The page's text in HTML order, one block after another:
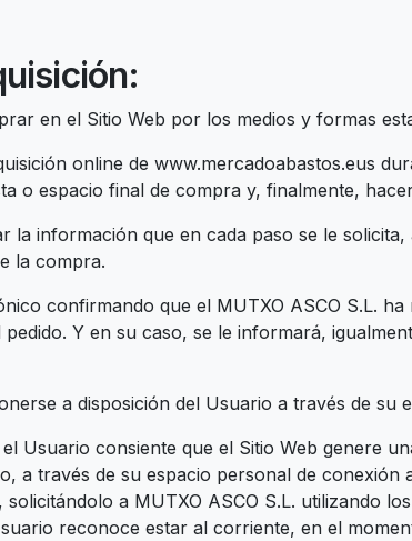
en el Sitio Web por los medios y formas
online de www.mercadoabastos.eus
o espacio final de compra y, finalmente,
información que en cada paso se le
la compra.
confirmando que el MUTXO ASCO S.L.
Y en su caso, se le informará,
a disposición del Usuario a través de su
Usuario consiente que el Sitio Web genere
a través de su espacio personal de conexión
a MUTXO ASCO S.L. utilizando
reconoce estar al corriente, en el